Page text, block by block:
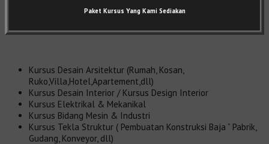
Paket Kursus Yang Kami Sediakan
Kursus Desain Arsitektur (Rumah, Kosan,
Ruko,Villa,Hotel,Apartement,dll)
Kursus Desain Interior / Kursus Design Interior
Kursus Elektrikal & Mekanikal
Kursus Bidang Mesin & Industri
Kursus Tekla Struktur ( Pembuatan Konstruksi Baja ” Pabrik,
Gudang, Konveyor, dll)